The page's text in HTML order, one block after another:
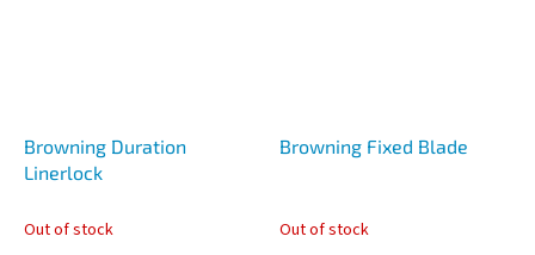
Browning Duration
Linerlock
Out of stock
Browning Fixed Blade
Out of stock